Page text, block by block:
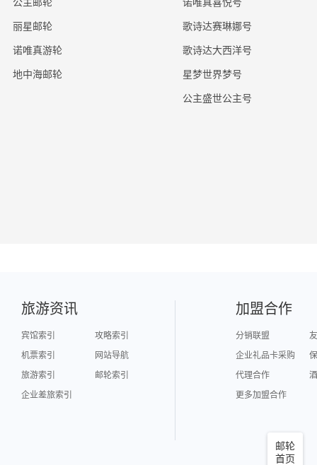
丽星邮轮
诺唯真游轮
地中海邮轮
歌诗达赛琳娜号
歌诗达大西洋号
星梦世界梦号
公主盛世公主号
邮轮
首页
旅游资讯
宾馆索引
攻略索引
机票索引
网站导航
旅游索引
邮轮索引
企业差旅索引
加盟合作
分销联盟
企业礼品卡采购
代理合作
更多加盟合作